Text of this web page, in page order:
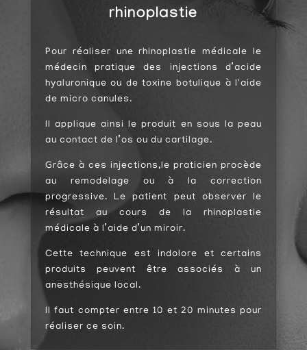
rhinoplastie
Pour réaliser une rhinoplastie médicale le
médecin pratique des injections d’acide
hyaluronique ou de toxine botulique à l'aide
de micro canules.
Il applique ainsi le produit en sous la peau
au contact de l’os ou du cartilage.
Grâce à ces injections,le praticien procède
au remodelage ou à la correction
progressive. Le patient peut observer le
résultat au cours de la rhinoplastie
médicale à l’aide d’un miroir.
Cette technique est indolore et certains
produits peuvent être associés à un
anesthésique local.
Il faut compter entre 10 et 20 minutes pour
réaliser ce soin.